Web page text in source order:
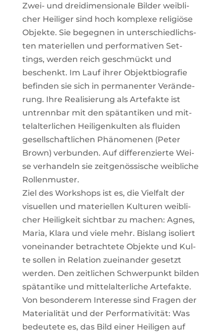
Zwei- und drei­di­men­sio­na­le Bil­der weib­li­
cher Hei­li­ger sind hoch kom­ple­xe reli­giö­se
Objek­te. Sie begeg­nen in unter­schied­lichs­
ten mate­ri­el­len und per­for­ma­ti­ven Set­
tings, wer­den reich geschmückt und
beschenkt. Im Lauf ihrer Objekt­bio­gra­fie
befin­den sie sich in per­ma­nen­ter Ver­än­de­
rung. Ihre Rea­li­sie­rung als Arte­fak­te ist
untrenn­bar mit den spät­an­ti­ken und mit­
tel­al­ter­li­chen Hei­li­gen­kul­ten als flui­den
gesell­schaft­li­chen Phä­no­me­nen (Peter
Brown) ver­bun­den. Auf dif­fe­ren­zier­te Wei­
se ver­han­deln sie zeit­ge­nös­si­sche weib­li­che
Rol­len­mus­ter.
Ziel des Work­shops ist es, die Viel­falt der
visu­el­len und mate­ri­el­len Kul­tu­ren weib­li­
cher Hei­lig­keit sicht­bar zu machen: Agnes,
Maria, Kla­ra und vie­le mehr. Bis­lang iso­liert
von­ein­an­der betrach­te­te Objek­te und Kul­
te sol­len in Rela­ti­on zuein­an­der gesetzt
wer­den. Den zeit­li­chen Schwer­punkt bil­den
spät­an­ti­ke und mit­tel­al­ter­li­che Arte­fak­te.
Von beson­de­rem Inter­es­se sind Fra­gen der
Mate­ria­li­tät und der Per­for­ma­ti­vi­tät: Was
bedeu­te­te es, das Bild einer Hei­li­gen auf